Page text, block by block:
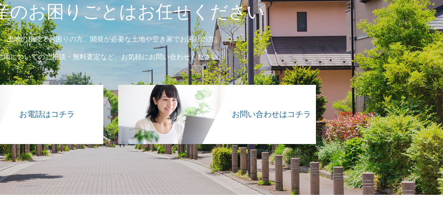
のお困りごとはお任せください
土地の相続でお困りの方、開発が必要な土地や空き家でお困りの方
地についてのご相談・無料査定など、お気軽にお問い合わせください。
お電話はコチラ お問い合わせはコチラ